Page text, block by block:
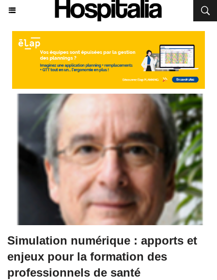
Simulation numérique : apports et
enjeux pour la formation des
professionnels de santé